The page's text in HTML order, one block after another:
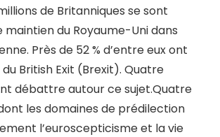
de Britanniques se sont
maintien du Royaume-Uni dans
Près de 52 % d’entre eux ont
British Exit (Brexit). Quatre
débattre autour ce sujet.Quatre
les domaines de prédilection
l’euroscepticisme et la vie